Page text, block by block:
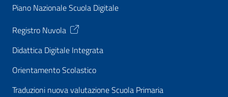
Piano Nazionale Scuola Digitale
Registro Nuvola
Didattica Digitale Integrata
Orientamento Scolastico
Traduzioni nuova valutazione Scuola Primaria